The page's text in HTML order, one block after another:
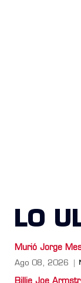
LO
Murió Jorge
Ago 08, 2026